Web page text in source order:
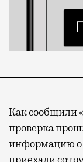
Как сообщили
проверка
информацию о